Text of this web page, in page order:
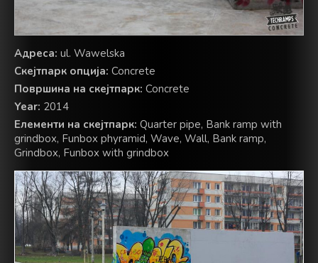
Адреса: ul. Wawelska
Скејтпарк опција: Concrete
Површина на скејтпарк: Concrete
Year: 2014
Елементи на скејтпарк: Quarter pipe, Bank ramp with
grindbox, Funbox phyramid, Wave, Wall, Bank ramp,
Grindbox, Funbox with grindbox